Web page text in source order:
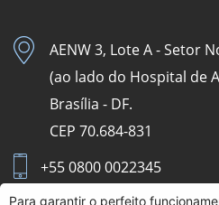
AENW 3, Lote A - Setor
(ao lado do Hospital de
Brasília - DF.
CEP 70.684-831
+55 0800 0022345
Para garantir o perfeito